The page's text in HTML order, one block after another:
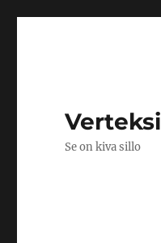
Verteksi
Se on kiva sillo